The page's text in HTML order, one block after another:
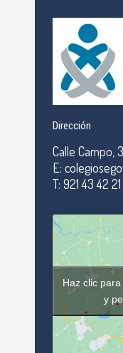
Dirección
Calle Campo,
E:
T: 921 43 42 21
Haz clic
y